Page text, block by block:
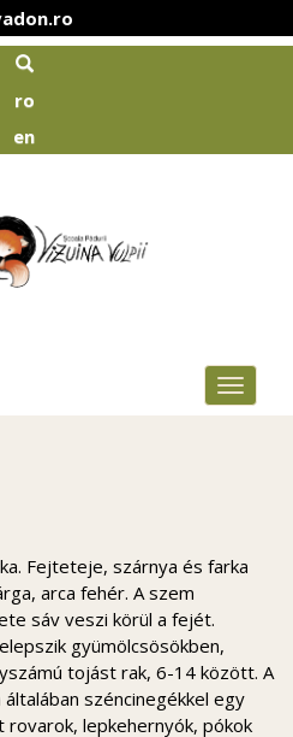
ro
en
Toggle
Fejteteje, szárnya és farka
arca fehér. A szem
sáv veszi körül a fejét.
gyümölcsösökben,
tojást rak, 6-14 között. A
széncinegékkel egy
lepkehernyók, pókok